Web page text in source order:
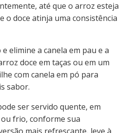
até que o arroz esteja
o doce atinja uma consistência
elimine a canela em pau e a
doce em taças ou em um
com canela em pó para
sabor.
ser servido quente, em
frio, conforme sua